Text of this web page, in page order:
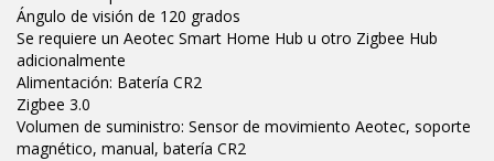
Ángulo de visión de 120 grados
Se requiere un Aeotec Smart Home Hub u otro Zigbee Hub
adicionalmente
Alimentación: Batería CR2
Zigbee 3.0
Volumen de suministro: Sensor de movimiento Aeotec, soporte
magnético, manual, batería CR2